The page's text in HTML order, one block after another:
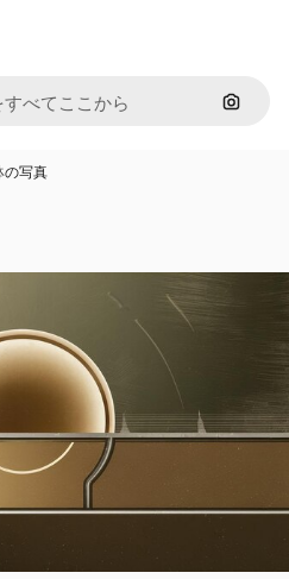
画像で
の写真